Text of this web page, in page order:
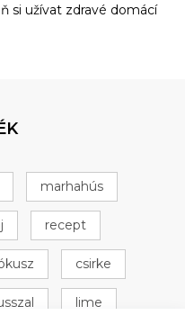
si užívat zdravé domácí
marhahús
recept
csirke
lime